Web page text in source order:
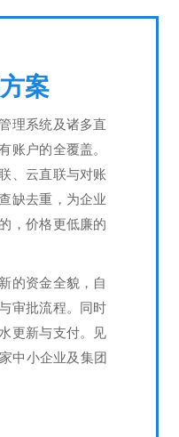
案
理系统及诸多直
账户的全覆盖。
、云直联与对账
缺去重，为企业
，价格更低廉的
的资金全貌，自
审批流程。同时
更新与支付。见
中小企业及集团